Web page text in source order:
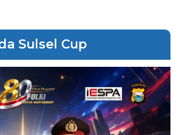
Sulsel Cup